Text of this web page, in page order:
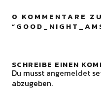
0 KOMMENTARE ZU
“
SCHREIBE EINEN
Du musst angemeldet
abzugeben.